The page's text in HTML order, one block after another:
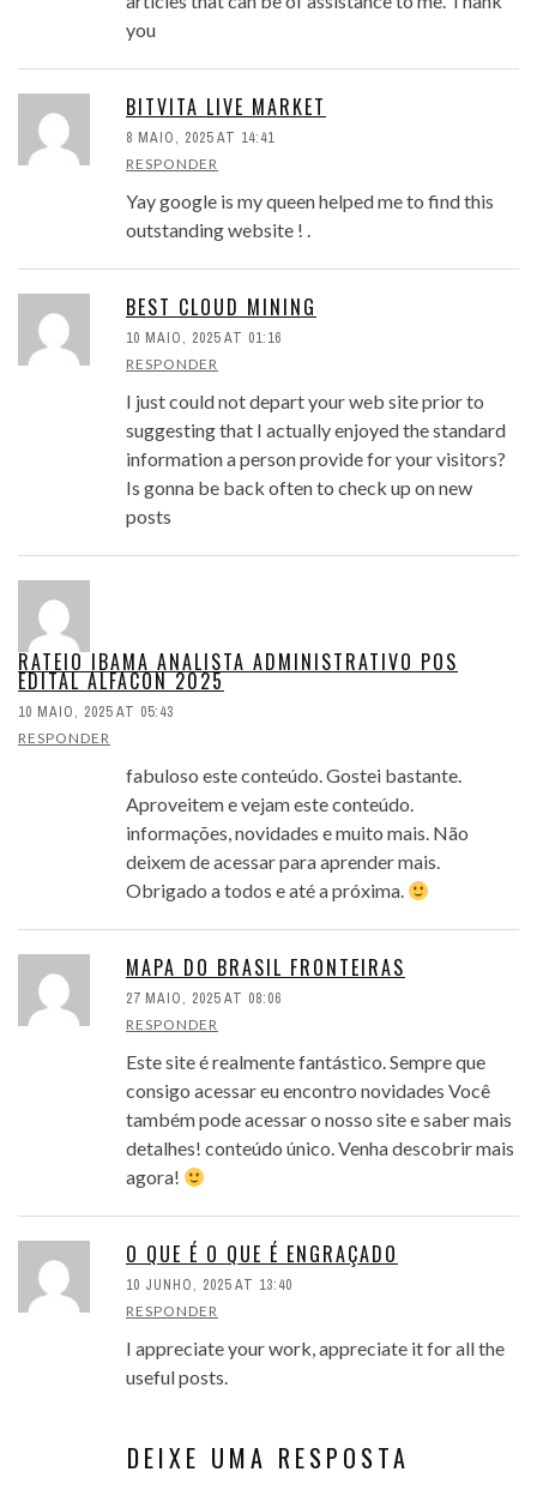
you
BITVITA LIVE MARKET
8 MAIO, 2025 AT 14:41
RESPONDER
Yay google is my queen helped me to find this
outstanding website ! .
BEST CLOUD MINING
10 MAIO, 2025 AT 01:16
RESPONDER
I just could not depart your web site prior to
suggesting that I actually enjoyed the standard
information a person provide for your visitors?
Is gonna be back often to check up on new
posts
RATEIO IBAMA ANALISTA ADMINISTRATIVO POS
EDITAL ALFACON 2025
10 MAIO, 2025 AT 05:43
RESPONDER
fabuloso este conteúdo. Gostei bastante.
Aproveitem e vejam este conteúdo.
informações, novidades e muito mais. Não
deixem de acessar para aprender mais.
Obrigado a todos e até a próxima.
MAPA DO BRASIL FRONTEIRAS
27 MAIO, 2025 AT 08:06
RESPONDER
Este site é realmente fantástico. Sempre que
consigo acessar eu encontro novidades Você
também pode acessar o nosso site e saber mais
detalhes! conteúdo único. Venha descobrir mais
agora!
O QUE É O QUE É ENGRAÇADO
10 JUNHO, 2025 AT 13:40
RESPONDER
I appreciate your work, appreciate it for all the
useful posts.
DEIXE UMA RESPOSTA